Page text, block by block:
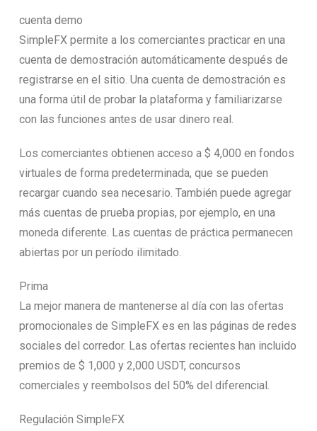
cuenta demo
SimpleFX permite a los comerciantes practicar en una
cuenta de demostración automáticamente después de
registrarse en el sitio. Una cuenta de demostración es
una forma útil de probar la plataforma y familiarizarse
con las funciones antes de usar dinero real.
Los comerciantes obtienen acceso a $ 4,000 en fondos
virtuales de forma predeterminada, que se pueden
recargar cuando sea necesario. También puede agregar
más cuentas de prueba propias, por ejemplo, en una
moneda diferente. Las cuentas de práctica permanecen
abiertas por un período ilimitado.
Prima
La mejor manera de mantenerse al día con las ofertas
promocionales de SimpleFX es en las páginas de redes
sociales del corredor. Las ofertas recientes han incluido
premios de $ 1,000 y 2,000 USDT, concursos
comerciales y reembolsos del 50% del diferencial.
Regulación SimpleFX